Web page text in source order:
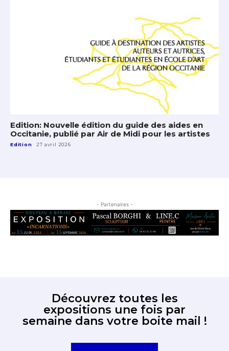
Edition: Nouvelle édition du guide des aides en
Occitanie, publié par Air de Midi pour les artistes
Edition 27 avril 2026
- Partenaires -
Découvrez toutes les
expositions une fois par
semaine dans votre boite mail !